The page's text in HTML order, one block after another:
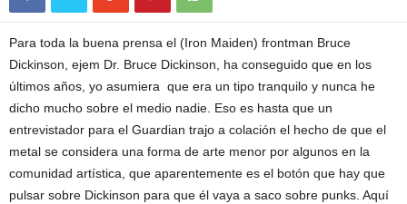
Para toda la buena prensa el (Iron Maiden) frontman Bruce
Dickinson, ejem Dr. Bruce Dickinson, ha conseguido que en los
últimos años, yo asumiera que era un tipo tranquilo y nunca he
dicho mucho sobre el medio nadie. Eso es hasta que un
entrevistador para el Guardian trajo a colación el hecho de que el
metal se considera una forma de arte menor por algunos en la
comunidad artística, que aparentemente es el botón que hay que
pulsar sobre Dickinson para que él vaya a saco sobre punks. Aquí